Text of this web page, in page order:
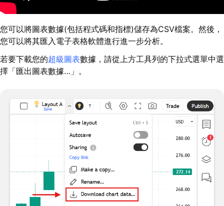
您可以將圖表數據(包括程式碼和指標)儲存為CSV檔案。然後，
您可以將其匯入電子表格軟體進行進一步分析。
若要下載您的超級圖表數據，請從上方工具列的下拉式選單中選
擇「匯出圖表數據…」。